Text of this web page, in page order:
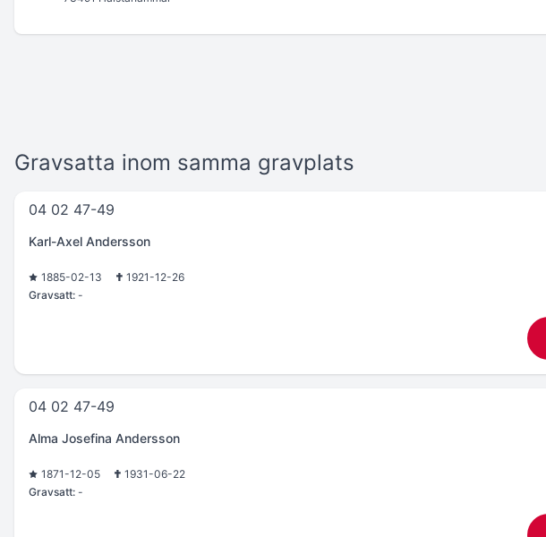
Gravsatta inom samma gravplats
04 02 47-49
Karl-Axel Andersson
1885-02-13
1921-12-26
Gravsatt: -
04 02 47-49
Alma Josefina Andersson
1871-12-05
1931-06-22
Gravsatt: -